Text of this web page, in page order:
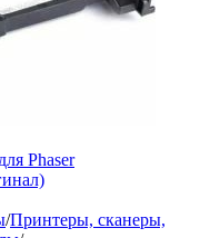
Phaser
/Принтеры, сканеры,